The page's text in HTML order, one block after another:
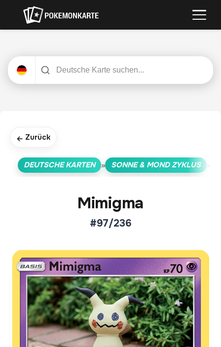
← Zurück
DEUTSCHE KARTEN » SONNE & MOND ZYKLUS
Mimigma
#97/236
Aktueller Marktpreis
€13,89